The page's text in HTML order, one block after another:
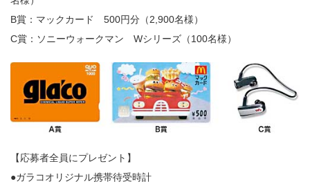
B賞：マックカード 500円分（2,900名様）
C賞：ソニーウォークマン Wシリーズ（100名様）
【応募者全員にプレゼント】
●ガラコオリジナル携帯待受時計